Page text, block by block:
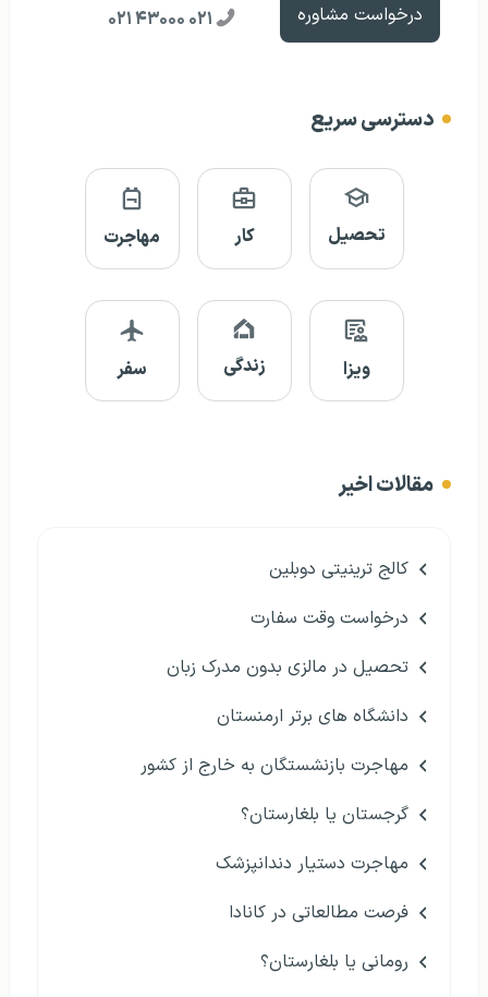
درخواست مشاوره ۰۲۱ ۴۳۰۰۰ ۰۲۱
دسترسی سریع
تحصیل کار مهاجرت
ویزا زندگی سفر
مقالات اخیر
کالج ترینیتی دوبلین
درخواست وقت سفارت
تحصیل در مالزی بدون مدرک زبان
دانشگاه های برتر ارمنستان
مهاجرت بازنشستگان به خارج از کشور
گرجستان یا بلغارستان؟
مهاجرت دستیار دندانپزشک
فرصت مطالعاتی در کانادا
رومانی یا بلغارستان؟